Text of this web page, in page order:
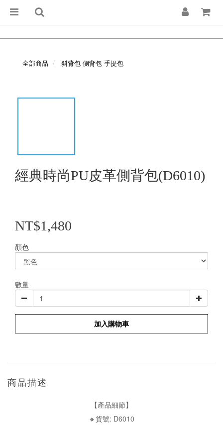
全部商品 斜背包 側背包 手提包
經典時尚PU皮革側背包(D6010)
NT$1,480
顏色
數量
加入購物車
商品描述
【產品細節】
🔸貨號: D6010